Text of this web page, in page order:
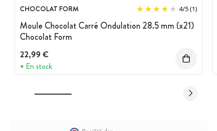
CHOCOLAT FORM 4/5(1)
Moule Chocolat Carré Ondulation 28.5 mm (x21)
Chocolat Form
22,99 €
En stock